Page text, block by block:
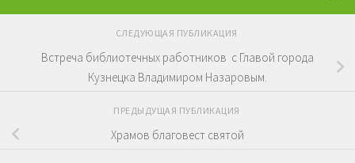
СЛЕДУЮЩАЯ ПУБЛИКАЦИЯ
Встреча библиотечных работников с Главой города
Кузнецка Владимиром Назаровым.
ПРЕДЫДУЩАЯ ПУБЛИКАЦИЯ
Храмов благовест святой